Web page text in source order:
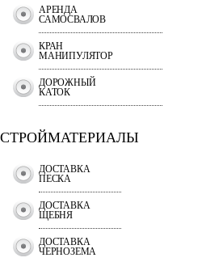
АРЕНДА
САМОСВАЛОВ
КРАН
МАНИПУЛЯТОР
ДОРОЖНЫЙ
КАТОК
СТРОЙМАТЕРИАЛЫ
ДОСТАВКА
ПЕСКА
ДОСТАВКА
ЩЕБНЯ
ДОСТАВКА
ЧЕРНОЗЕМА